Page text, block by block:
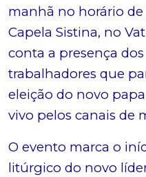
manhã no horário de
Capela Sistina, no
conta a presença dos
trabalhadores que
eleição do novo
vivo pelos canais de
O evento marca o
litúrgico do novo